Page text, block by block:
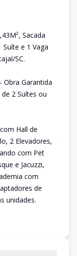
Sacada
e 1 Vaga
SC.
Obra Garantida
2 Suítes ou
Hall de
2 Elevadores,
com Pet
e Jacuzzi,
com
de
unidades.